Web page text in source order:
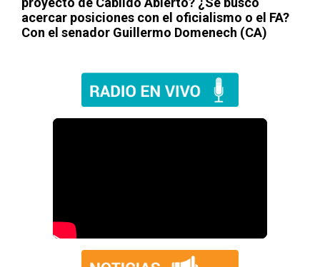
acercar posiciones con el oficialismo o el FA?
Con el senador Guillermo Domenech (CA)